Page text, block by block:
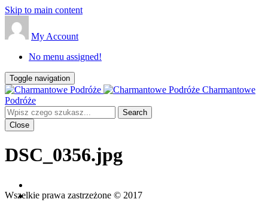
Skip to main content
My Account
No menu assigned!
Toggle navigation
Charmantowe
Podróże
Close
DSC_0356.jpg
Wszelkie prawa zastrzeżone © 2017